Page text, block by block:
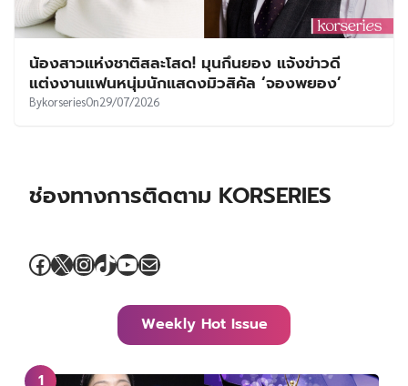
น้องสาวแห่งชาติสละโสด! มุนกึนยอง แจ้งข่าวดี
แต่งงานแฟนหนุ่มนักแสดงมิวสิคัล ‘จองพยอง’
BykorseriesOn29/07/2026
ช่องทางการติดตาม KORSERIES
Facebook
X Instagram
TikTok
YouTube
Mail
Weekly Hot Issue